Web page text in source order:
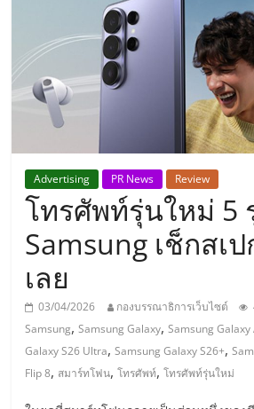
ประเทศไทย,
รวม
ธุรกิจ
เอ
ส
เอ็
มอี
Advertising PR News Review
โทรศัพท์รุ่นใหม่ 5
Samsung เช็กสเ
เลย
03/04/2026 กองบรรณาธิการเว็บไซต์
Samsung,Samsung Galaxy,Samsung Galaxy
Galaxy S26 Ultra,Samsung Galaxy S26+,
Flip 8, สมาร์ทโฟน,โทรศัพท์,โทรศัพท์รุ่นใหม่